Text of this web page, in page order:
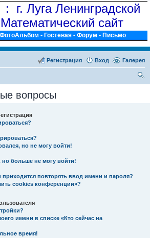
г. Луга Ленинградской
сайт
ФотоАльбом • Гостевая • Форум • Письмо
Галерея
Вход
Регистрация
вопросы
но не могу войти!
но больше не могу войти!
повторять ввод имени и пароля?
cookies конференции»?
имени в списке «Кто сейчас на
время!